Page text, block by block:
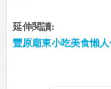
延伸閱讀:
豐原廟東小吃美食懶人